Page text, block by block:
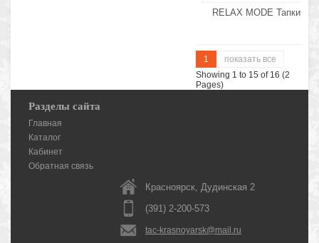
RELAX MODE Тапки
1
показать все
Showing 1 to 15 of 16 (2
Pages)
Разделы сайта
Главная
Каталог
Кабинет
Обратная связь
Красноярск, Дудинская 2
(391) 2-200-573
tac-krasnoyarsk@mail.ru